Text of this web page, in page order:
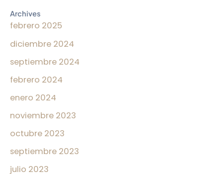
Archives
febrero 2025
diciembre 2024
septiembre 2024
febrero 2024
enero 2024
noviembre 2023
octubre 2023
septiembre 2023
julio 2023